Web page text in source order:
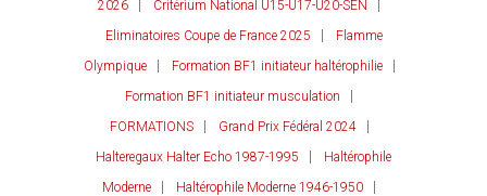
2026
Critérium National U15-U17-U20-SEN
Eliminatoires Coupe de France 2025
Flamme
Olympique
Formation BF1 initiateur haltérophilie
Formation BF1 initiateur musculation
FORMATIONS
Grand Prix Fédéral 2024
Halteregaux Halter Echo 1987-1995
Haltérophile
Moderne
Haltérophile Moderne 1946-1950